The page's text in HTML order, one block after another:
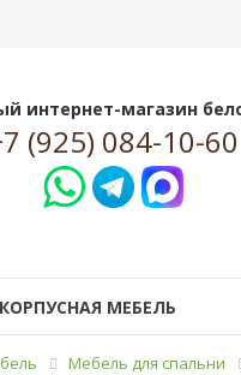
интернет-магазин
(925) 084-10-60
КОРПУСНАЯ МЕБЕЛЬ
Мебель для спальни